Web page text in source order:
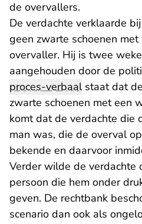
de overvallers.
De verdachte verklaarde
geen zwarte schoenen
overvaller. Hij is twee
aangehouden door de
proces-verbaalstaat dat
zwarte schoenen met een
komt dat de verdachte die
man was, die de overval
bekende en daarvoor
Verder wilde de verdachte
persoon die hem onder
geven. De rechtbank
scenario dan ook als